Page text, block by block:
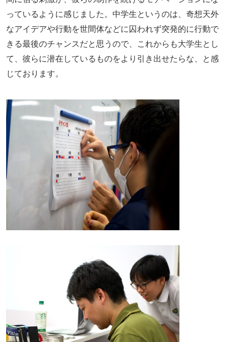
っているように感じました。中学生というのは、奇想天外
なアイデアや行動を世間体などに囚われず突発的に行動で
きる最後のチャンスだと思うので、これからも大学生とし
て、彼らに潜在しているものをより引き出せたらな、と感
じております。